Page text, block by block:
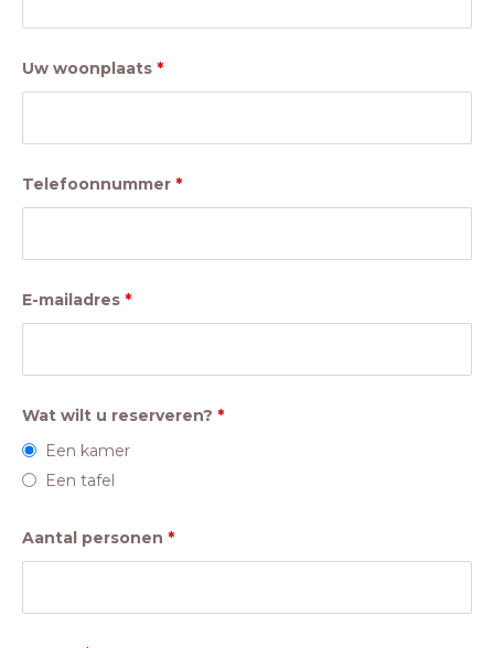
Uw woonplaats *
Telefoonnummer *
E-mailadres *
Wat wilt u reserveren? *
Een kamer
Een tafel
Aantal personen *